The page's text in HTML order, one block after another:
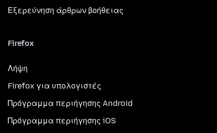
Εξερεύνηση άρθρων βοήθειας
Firefox
Λήψη
Firefox για υπολογιστές
Πρόγραμμα περιήγησης Android
Πρόγραμμα περιήγησης iOS